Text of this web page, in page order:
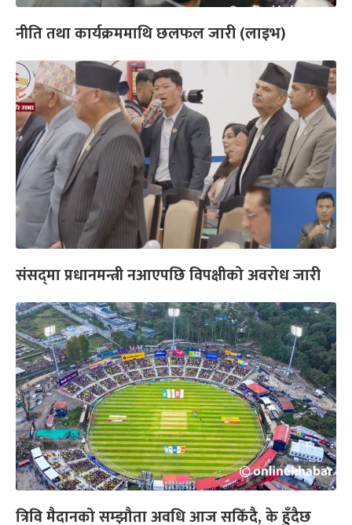
नीति तथा कार्यक्रममाथि छलफल जारी (लाइभ)
संसद्‌मा प्रधानमन्त्री नआएपछि विपक्षीको अवरोध जारी
त्रिवि मैदानको सम्झौता अवधि आज सकिँदै, के हुँदैछ